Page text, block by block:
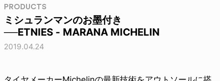
PRODUCTS
ミシュランマンのお墨付き
──ETNIES - MARANA MICHELIN
2019.04.24